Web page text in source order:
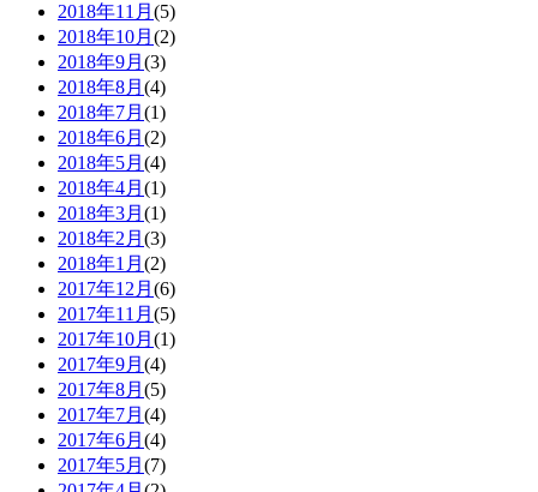
2018年11月 (5)
2018年10月 (2)
2018年9月 (3)
2018年8月 (4)
2018年7月 (1)
2018年6月 (2)
2018年5月 (4)
2018年4月 (1)
2018年3月 (1)
2018年2月 (3)
2018年1月 (2)
2017年12月 (6)
2017年11月 (5)
2017年10月 (1)
2017年9月 (4)
2017年8月 (5)
2017年7月 (4)
2017年6月 (4)
2017年5月 (7)